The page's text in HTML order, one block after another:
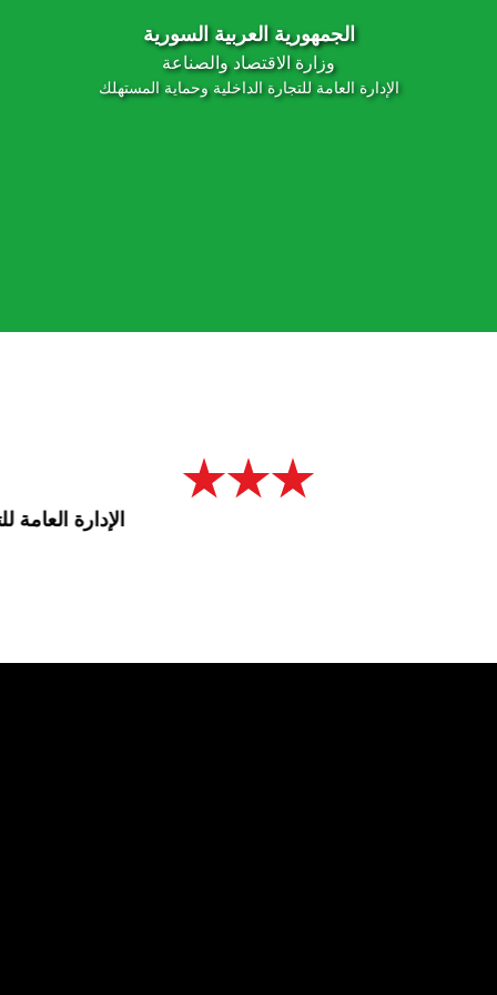
الجمهورية العربية السورية
وزارة الاقتصاد والصناعة
الإدارة العامة للتجارة الداخلية وحماية المستهلك
الإدارة العامة